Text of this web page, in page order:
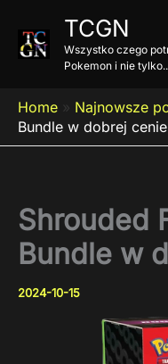
treści
TCGN
Wszystko czego
Pokemon i nie
Home » Najnowsze
Bundle w dobrej cenie
Shrouded
Bundle w
2024-10-15